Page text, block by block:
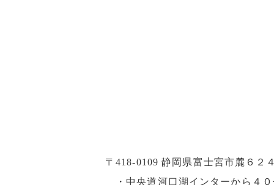
〒418-0109 静岡県富士宮市麓６２
・中央道河口湖インターから４０